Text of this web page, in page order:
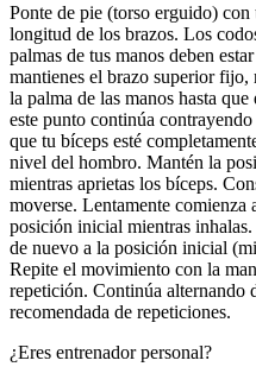
Ponte de pie (torso erguido) con
longitud de los brazos. Los
palmas de tus manos deben
mantienes el brazo superior fijo,
la palma de las manos hasta
este punto continúa
que tu bíceps esté
nivel del hombro. Mantén la
mientras aprietas los bíceps.
moverse. Lentamente comienza
posición inicial mientras
de nuevo a la posición inicial
Repite el movimiento con la
repetición. Continúa alternando
recomendada de repeticiones.
¿Eres entrenador personal?